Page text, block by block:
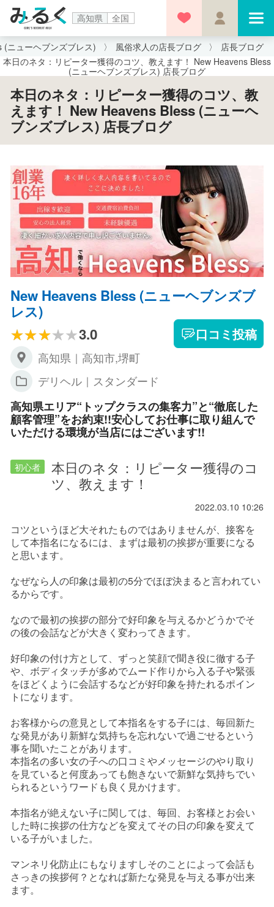
高知県 全国
ニューヘブンズブレス) 風俗求人の店長ブログ
店長ブログ
本日のネタ：リピーター獲得のコツ、教えます！ New Heavens Bless
(ニューヘブンズブレス) 店長ブログ
本日のネタ：リピーター獲得のコツ、教
えます！ New Heavens Bless (ニューヘ
ブンズブレス) 店長ブログ
New Heavens Bless (ニューヘブンズブ
レス)
3.0
口コミ投稿
高知県｜高知市,堺町
デリヘル｜スタンダード
高知県エリア“トップクラスの集客力”と“徹底した
顧客管理”をお約束!!安心してお仕事に取り組んで
いただける環境が当店にはございます!!
初心者
本日のネタ：リピーター獲得のコ
ツ、教えます！
2022.03.10 10:26
コツというほど大それたものではありませんが、接客を
して本指名になるには、まずは最初の挨拶が重要になる
と思います。
なぜなら人の印象は最初の5分でほぼ決まると言われてい
るからです。
なので最初の挨拶の部分で好印象を与えるかどうかでそ
の後の会話などが大きく変わってきます。
好印象の付け方として、ずっと笑顔で聞き役に徹する子
や、ボディタッチが多めでムード作りから入る子や緊張
をほどくように会話するなどが好印象を持たれるポイン
トになります。
お客様からの意見として本指名をする子には、毎回新た
な発見があり新鮮な気持ちを忘れないで過ごせるという
事を聞いたことがあります。
本指名の多い女の子への口コミやメッセージのやり取り
を見ていると何度あっても飽きないで新鮮な気持ちでい
られるというワードも良く見かけます。
本指名が絶えない子に関しては、毎回、お客様とお会い
した時に挨拶の仕方などを変えてその日の印象を変えて
いる子がいました。
マンネリ化防止にもなりますしそのことによって会話も
さっきの挨拶何？となれば新たな発見を与える事が出来
ます。